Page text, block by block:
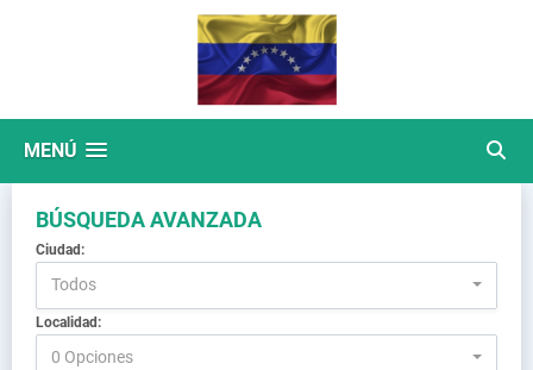
MENÚ
BÚSQUEDA AVANZADA
Ciudad:
Todos
Localidad:
0 Opciones